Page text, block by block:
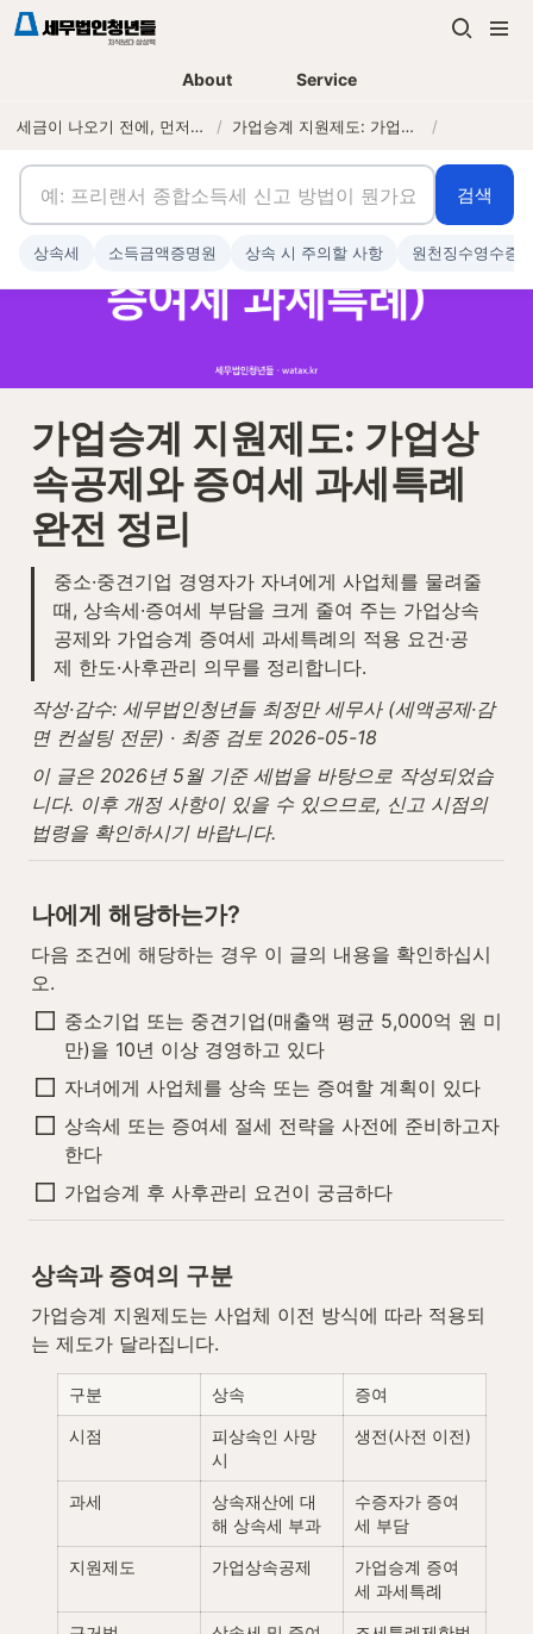
About Service
세금이 나오기 전에, 먼저 연락하는 세무법인 / 가업승계 지원제도: 가업상속공제와 증여세 과세특례 완전 정리 /
가업승계 지원제도: 가업상
속공제와 증여세 과세특례
완전 정리
중소·중견기업 경영자가 자녀에게 사업체를 물려줄
때, 상속세·증여세 부담을 크게 줄여 주는 가업상속
공제와 가업승계 증여세 과세특례의 적용 요건·공
제 한도·사후관리 의무를 정리합니다.
작성·감수: 세무법인청년들 최정만 세무사 (세액공제·감
면 컨설팅 전문) · 최종 검토 2026-05-18
이 글은 2026년 5월 기준 세법을 바탕으로 작성되었습
니다. 이후 개정 사항이 있을 수 있으므로, 신고 시점의
법령을 확인하시기 바랍니다.
나에게 해당하는가?
다음 조건에 해당하는 경우 이 글의 내용을 확인하십시
오.
중소기업 또는 중견기업(매출액 평균 5,000억 원 미
만)을 10년 이상 경영하고 있다
자녀에게 사업체를 상속 또는 증여할 계획이 있다
상속세 또는 증여세 절세 전략을 사전에 준비하고자
한다
가업승계 후 사후관리 요건이 궁금하다
상속과 증여의 구분
가업승계 지원제도는 사업체 이전 방식에 따라 적용되
는 제도가 달라집니다.
구분 상속 증여
시점
피상속인 사망
시
생전(사전 이전)
과세
상속재산에 대
해 상속세 부과
수증자가 증여
세 부담
지원제도 가업상속공제
가업승계 증여
세 과세특례
검색
상속세 소득금액증명원 상속 시 주의할 사항 원천징수영수증